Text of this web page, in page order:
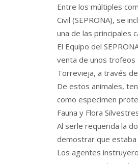
Entre los múltiples
Civil (SEPRONA), se
una de las principales
El Equipo del
venta de unos trofeos
Torrevieja, a través
De estos animales,
como especimen
Fauna y Flora
Al serle requerida la
demostrar que estaba
Los agentes